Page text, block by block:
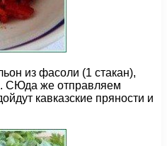
из фасоли (1 стакан),
СЮда же отправляем
кавказские пряности и